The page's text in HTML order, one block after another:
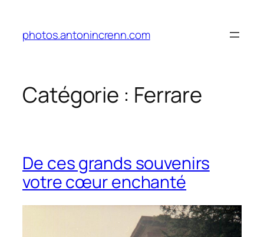
contenu
photos.antonincrenn.com
Catégorie : Ferrare
De ces grands souvenirs
votre cœur enchanté